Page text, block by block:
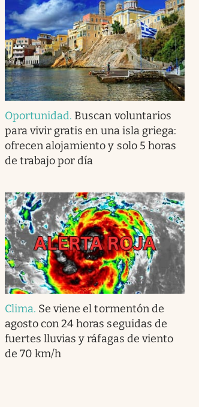
Oportunidad. Buscan voluntarios
para vivir gratis en una isla griega:
ofrecen alojamiento y solo 5 horas
de trabajo por día
Clima. Se viene el tormentón de
agosto con 24 horas seguidas de
fuertes lluvias y ráfagas de viento
de 70 km/h